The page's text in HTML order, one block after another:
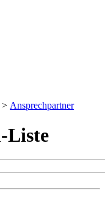
> Ansprechpartner
Liste